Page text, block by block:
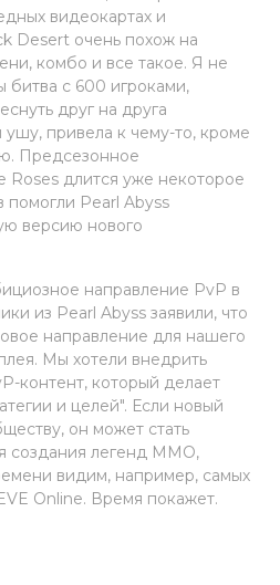
видеокартах и
Desert очень похож на
комбо и все такое. Я не
битва с 600 игроками,
друг на друга
привела к чему-то, кроме
Предсезонное
Roses длится уже некоторое
помогли Pearl Abyss
версию нового
направление PvP в
из Pearl Abyss заявили, что
направление для нашего
Мы хотели внедрить
контент, который делает
и целей". Если новый
он может стать
создания легенд MMO,
видим, например, самых
Online. Время покажет.